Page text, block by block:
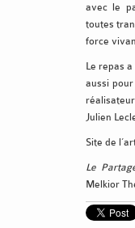
avec le
toutes
force
Le repas
aussi
Julien
Site de
Le
Melkior